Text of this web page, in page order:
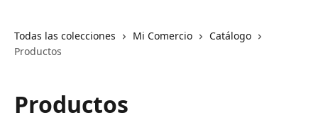
Todas las colecciones Mi Comercio
Catálogo
Productos
Productos